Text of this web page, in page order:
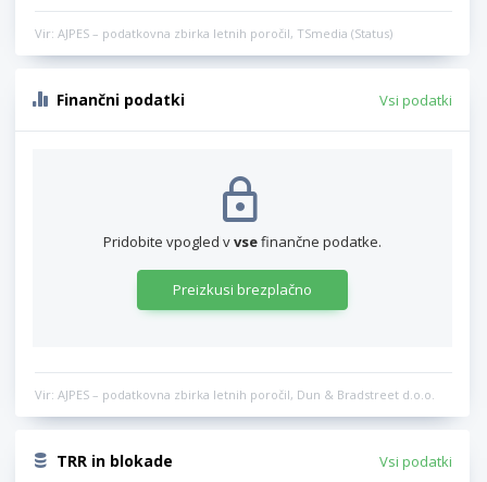
Vir: AJPES – podatkovna zbirka letnih poročil, TSmedia (Status)
Finančni podatki Vsi podatki
Pridobite vpogled vvsefinančne podatke.
Preizkusi brezplačno
Vir: AJPES – podatkovna zbirka letnih poročil, Dun & Bradstreet d.o.o.
TRR in blokade Vsi podatki